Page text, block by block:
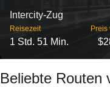
Intercity-Zug
Reisezeit
1 Std. 51 Min.
Preis
Beliebte Routen